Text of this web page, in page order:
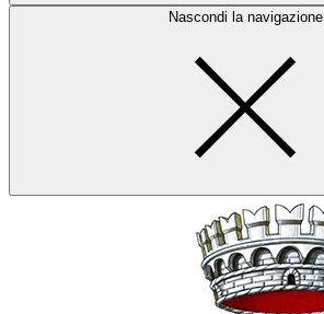
Nascondi la navigazione